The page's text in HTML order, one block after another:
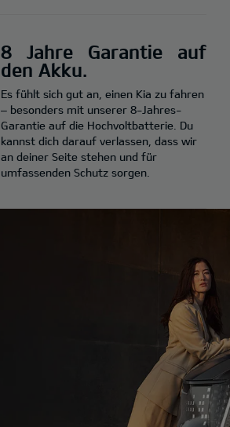
8 Jahre Garantie auf
den Akku.
Es fühlt sich gut an, einen Kia zu fahren
– besonders mit unserer 8-Jahres-
Garantie auf die Hochvoltbatterie. Du
kannst dich darauf verlassen, dass wir
an deiner Seite stehen und für
umfassenden Schutz sorgen.